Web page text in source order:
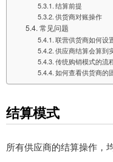
结算前提
供货商对账操作
常见问题
联营供货商如何设
供应商结算会算到
传统购销模式的流
如何查看供货商的
结算模式
所有供应商的结算操作，